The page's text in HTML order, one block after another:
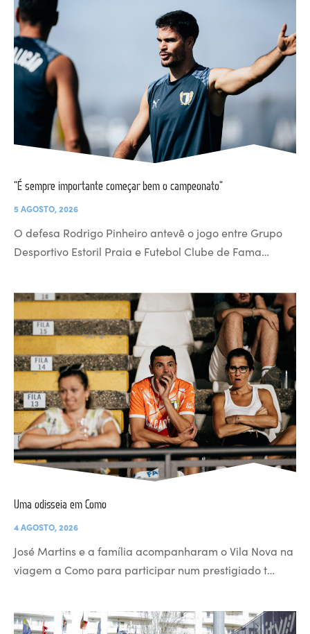
“É sempre importante começar bem o campeonato”
5 AGOSTO, 2026
O defesa Rodrigo Pinheiro antevê o jogo entre Grupo
Desportivo Estoril Praia e Futebol Clube de Fama…
Uma odisseia em Como
4 AGOSTO, 2026
José Martins e a família acompanharam o Vila Nova na
viagem a Como para participar num prestigiado t…